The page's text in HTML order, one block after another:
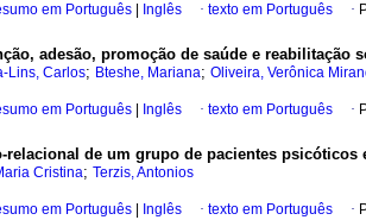
em Português Inglês · texto em Português ·
adesão, promoção de saúde e reabilitação
Carlos; Bteshe, Mariana; Oliveira, Verônica
em Português Inglês · texto em Português ·
de um grupo de pacientes psicóticos
Cristina; Terzis, Antonios
em Português Inglês · texto em Português ·